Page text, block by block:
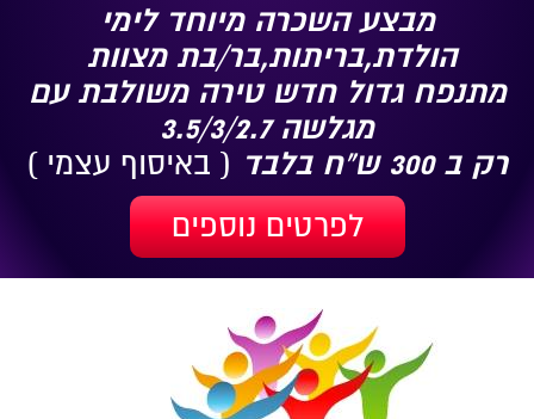
מבצע השכרה מיוחד לימי
הולדת,בריתות,בר/בת מצוות
מתנפח גדול חדש טירה משולבת עם
מגלשה 3.5/3/2.7
רק ב 300 ש"ח בלבד
( באיסוף עצמי )
לפרטים נוספים